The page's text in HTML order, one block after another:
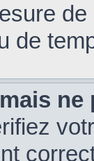
de
ne